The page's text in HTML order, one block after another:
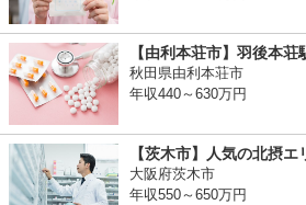
【由利本荘市】羽後本
秋田県由利本荘市
年収440～630万円
【茨木市】人気の北摂
大阪府茨木市
年収550～650万円